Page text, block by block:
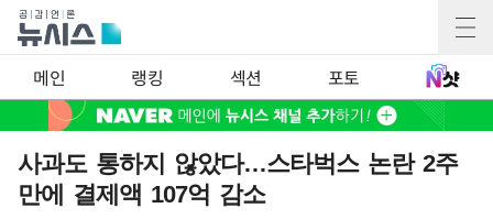
메인 랭킹 섹션 포토
사과도 통하지 않았다…스타벅스 논란 2주
만에 결제액 107억 감소